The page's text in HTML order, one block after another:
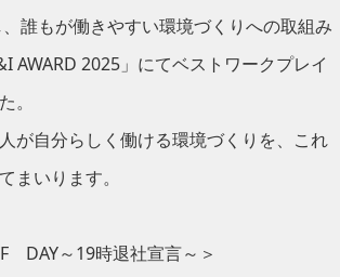
誰もが働きやすい環境づくりへの取組み
AWARD 2025」にてベストワークプレイ
。
が自分らしく働ける環境づくりを、これ
まいります。
DAY～19時退社宣言～＞